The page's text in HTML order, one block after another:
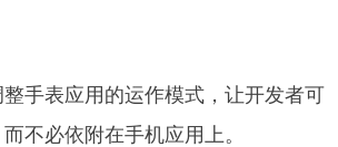
手表应用的运作模式，让开发者可
不必依附在手机应用上。